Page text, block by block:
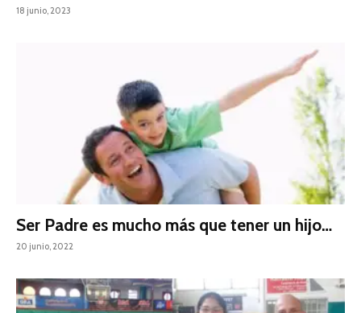
18 junio, 2023
Ser Padre es mucho más que tener un hijo…
20 junio, 2022